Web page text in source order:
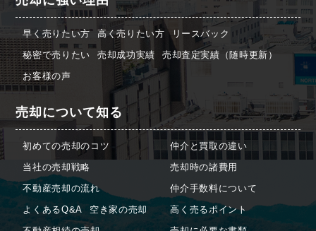
早く売りたい方 高く売りたい方
リースバック
秘密で売りたい
売却成功実績
売却査定実績（随時更新）
お客様の声
売却について知る
初めての売却のコツ
当社の売却戦略
不動産売却の流れ
よくあるQ&A
空き家の売却
仲介と買取の違い
売却時の諸費用
仲介手数料について
高く売るポイント